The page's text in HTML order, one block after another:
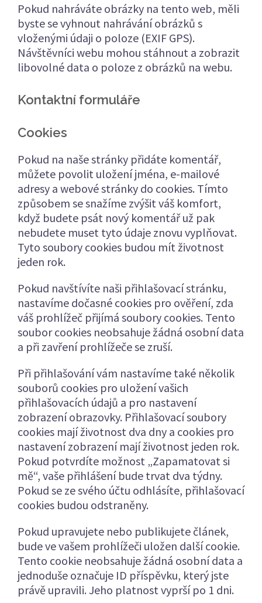
Pokud nahráváte obrázky na tento web, měli
byste se vyhnout nahrávání obrázků s
vloženými údaji o poloze (EXIF GPS).
Návštěvníci webu mohou stáhnout a zobrazit
libovolné data o poloze z obrázků na webu.
Kontaktní formuláře
Cookies
Pokud na naše stránky přidáte komentář,
můžete povolit uložení jména, e-mailové
adresy a webové stránky do cookies. Tímto
způsobem se snažíme zvýšit váš komfort,
když budete psát nový komentář už pak
nebudete muset tyto údaje znovu vyplňovat.
Tyto soubory cookies budou mít životnost
jeden rok.
Pokud navštívíte naši přihlašovací stránku,
nastavíme dočasné cookies pro ověření, zda
váš prohlížeč přijímá soubory cookies. Tento
soubor cookies neobsahuje žádná osobní data
a při zavření prohlížeče se zruší.
Při přihlašování vám nastavíme také několik
souborů cookies pro uložení vašich
přihlašovacích údajů a pro nastavení
zobrazení obrazovky. Přihlašovací soubory
cookies mají životnost dva dny a cookies pro
nastavení zobrazení mají životnost jeden rok.
Pokud potvrdíte možnost „Zapamatovat si
mě“, vaše přihlášení bude trvat dva týdny.
Pokud se ze svého účtu odhlásíte, přihlašovací
cookies budou odstraněny.
Pokud upravujete nebo publikujete článek,
bude ve vašem prohlížeči uložen další cookie.
Tento cookie neobsahuje žádná osobní data a
jednoduše označuje ID příspěvku, který jste
právě upravili. Jeho platnost vyprší po 1 dni.